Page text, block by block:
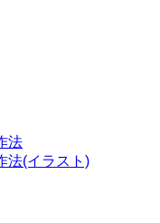
法
法(イラスト)